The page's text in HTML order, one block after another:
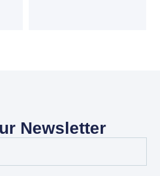
Newsletter